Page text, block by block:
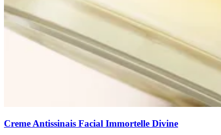
Creme Antissinais Facial Immortelle Divine